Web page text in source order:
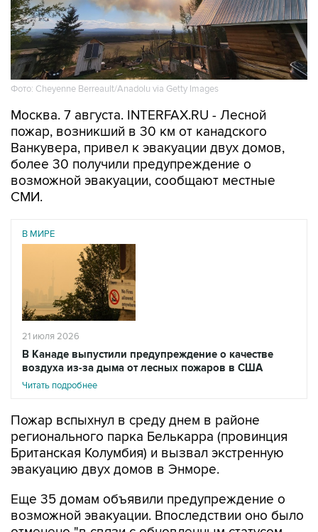
Фото: Cheyenne Berreault/Anadolu via Getty Images
Москва. 7 августа. INTERFAX.RU - Лесной
пожар, возникший в 30 км от канадского
Ванкувера, привел к эвакуации двух домов,
более 30 получили предупреждение о
возможной эвакуации, сообщают местные
СМИ.
В МИРЕ
21 июля 2026
В Канаде выпустили предупреждение о качестве
воздуха из-за дыма от лесных пожаров в США
Читать подробнее
Пожар вспыхнул в среду днем в районе
регионального парка Белькарра (провинция
Британская Колумбия) и вызвал экстренную
эвакуацию двух домов в Энморе.
Еще 35 домам объявили предупреждение о
возможной эвакуации. Впоследствии оно было